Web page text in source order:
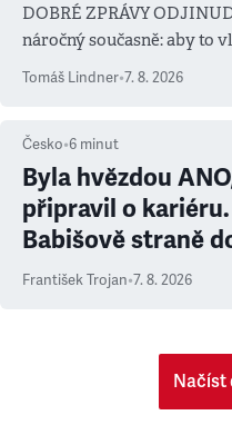
DOBRÉ ZPRÁVY
náročný současně: aby to
prioritu
Tomáš Lindner•7. 8. 2026
Česko•6 minut
Byla hvězdou
připravil o
Babišově straně
František Trojan•7. 8. 2026
Načíst